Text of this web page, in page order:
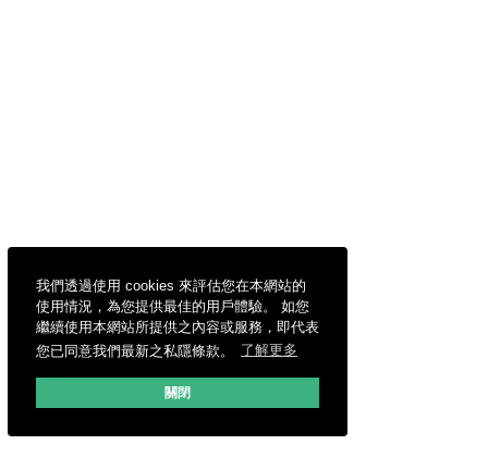
我們透過使用 cookies 來評估您在本網站的
使用情況，為您提供最佳的用戶體驗。 如您
繼續使用本網站所提供之內容或服務，即代表
您已同意我們最新之私隱條款。
了解更多
關閉